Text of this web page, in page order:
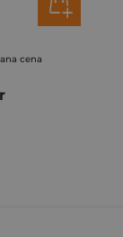
cena